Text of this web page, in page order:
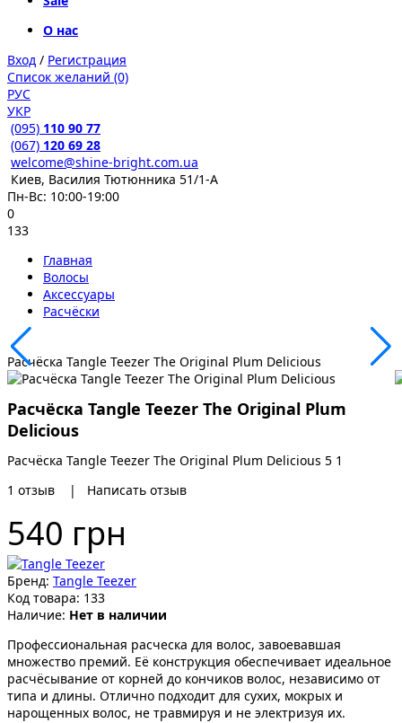
О нас
Вход / Регистрация
Список желаний (0)
РУС
УКР
(095) 110 90 77
(067) 120 69 28
welcome@shine-bright.com.ua
Киев, Василия Тютюнника 51/1-А
Пн-Вс: 10:00-19:00
0
133
Главная
Волосы
Аксессуары
Расчёски
Расчёска Tangle Teezer The Original Plum Delicious
Расчёска Tangle Teezer The Original Plum
Delicious
Расчёска Tangle Teezer The Original Plum Delicious 5 1
1 отзыв | Написать отзыв
540 грн
Бренд: Tangle Teezer
Код товара: 133
Наличие: Нет в наличии
Профессиональная расческа для волос, завоевавшая
множество премий. Её конструкция обеспечивает идеальное
расчёсывание от корней до кончиков волос, независимо от
типа и длины. Отлично подходит для сухих, мокрых и
нарощенных волос, не травмируя и не электризуя их.